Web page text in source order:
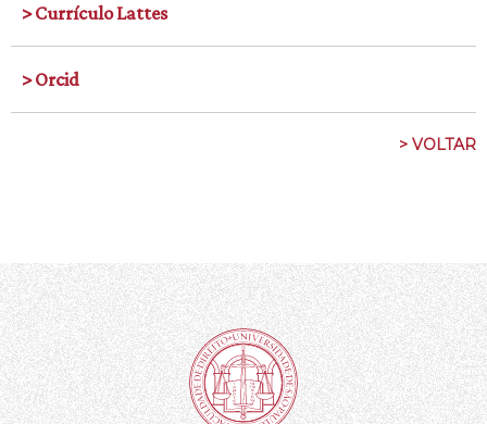
> Currículo Lattes
> Orcid
> VOLTAR